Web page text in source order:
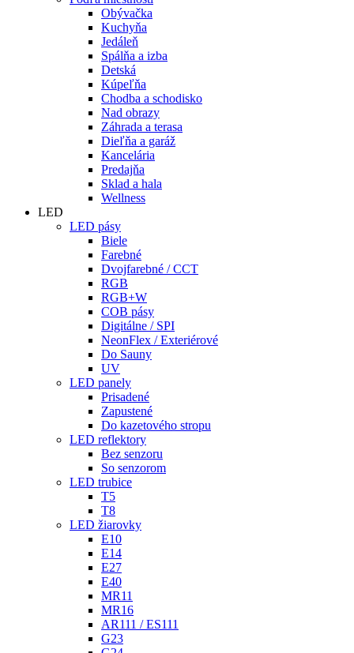
Obývačka
Kuchyňa
Jedáleň
Spálňa a izba
Detská
Kúpeľňa
Chodba a schodisko
Nad obrazy
Záhrada a terasa
Dieľňa a garáž
Kancelária
Predajňa
Sklad a hala
Wellness
LED
LED pásy
Biele
Farebné
Dvojfarebné / CCT
RGB
RGB+W
COB pásy
Digitálne / SPI
NeonFlex / Exteriérové
Do Sauny
UV
LED panely
Prisadené
Zapustené
Do kazetového stropu
LED reflektory
Bez senzoru
So senzorom
LED trubice
T5
T8
LED žiarovky
E10
E14
E27
E40
MR11
MR16
AR111 / ES111
G23